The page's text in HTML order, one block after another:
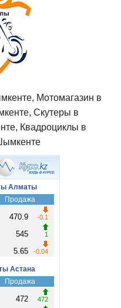
Мотомагазин в
Скутеры в
Квадроциклы в